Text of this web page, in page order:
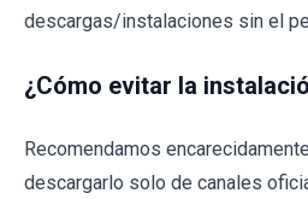
descargas/instalaciones sin el
¿Cómo evitar la
Recomendamos
descargarlo solo de canales